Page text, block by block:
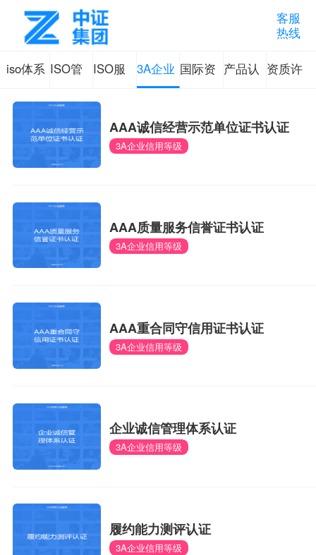
客服
热线
iso体系
认证产
ISO管
理体系
认证咨
询
ISO服
务体系
认证咨
询
3A企业
级
国际资 产品认 资质许
咨询
AAA诚信经营示范单位证书认证
3A企业信用等级
AAA质量服务信誉证书认证
3A企业信用等级
AAA重合同守信用证书认证
3A企业信用等级
企业诚信管理体系认证
3A企业信用等级
履约能力测评认证
3A企业信用等级